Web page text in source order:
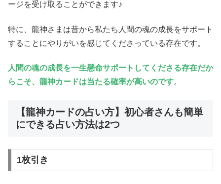
ージを受け取ることができます♪
特に、龍神さまは昔から私たち人間の魂の成長をサポート
することにやりがいを感じてくださっている存在です。
人間の魂の成長を一生懸命サポートしてくださる存在だか
らこそ、龍神カードは当たる確率が高いのです。
【龍神カードの占い方】初心者さんも簡単
にできる占い方法は2つ
1枚引き